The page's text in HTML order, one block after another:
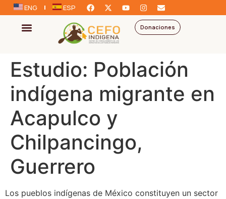
ENG ESP
Donaciones
Estudio: Población
indígena migrante en
Acapulco y
Chilpancingo,
Guerrero
Los pueblos indígenas de México constituyen un sector